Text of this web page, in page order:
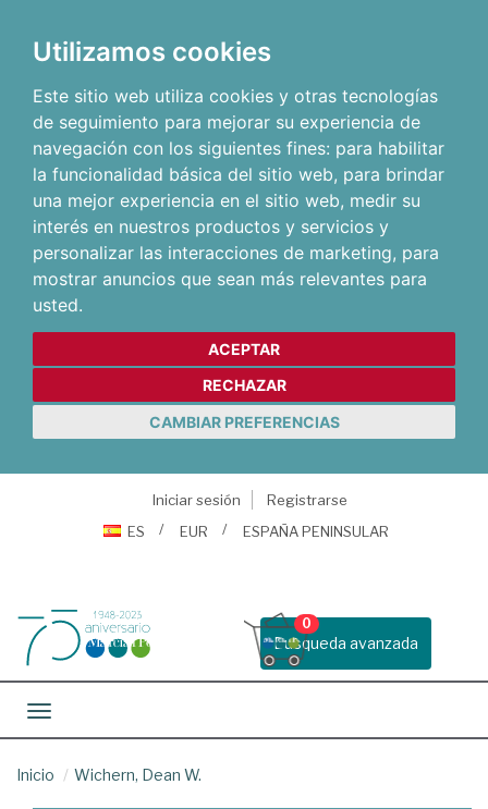
Utilizamos cookies
Este sitio web utiliza cookies y otras tecnologías
de seguimiento para mejorar su experiencia de
navegación con los siguientes fines: para habilitar
la funcionalidad básica del sitio web, para brindar
una mejor experiencia en el sitio web, medir su
interés en nuestros productos y servicios y
personalizar las interacciones de marketing, para
mostrar anuncios que sean más relevantes para
usted.
ACEPTAR
RECHAZAR
CAMBIAR PREFERENCIAS
Iniciar sesión
Registrarse
ES
EUR ESPAÑA PENINSULAR
Busqueda avanzada
0
Toggle navigation
Inicio Wichern, Dean W.